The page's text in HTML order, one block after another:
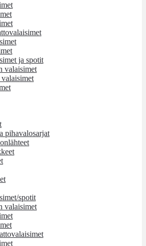
ja spotit
valaisimet
pihavalosarjat
spotit
valaisimet